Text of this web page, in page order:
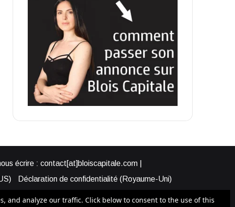
écrire : contact[at]bloiscapitale.com |
Déclaration de confidentialité (Royaume-Uni)
and analyze our traffic. Click below to consent to the use of this